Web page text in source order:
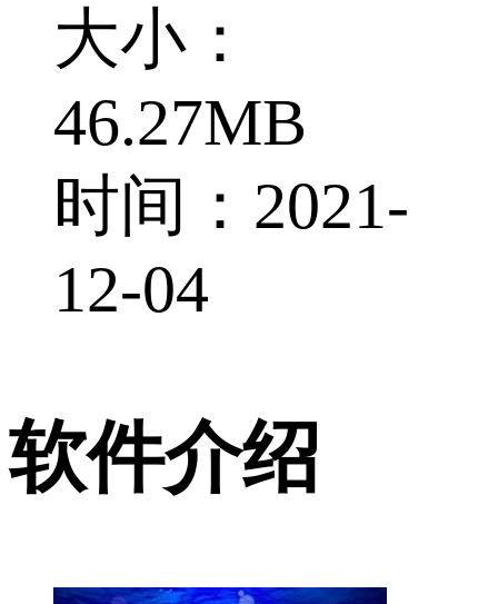
大小：
46.27MB
时间：2021-
12-04
软件介绍